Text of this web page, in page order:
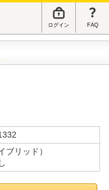
ログイン FAQ
ブリッド）